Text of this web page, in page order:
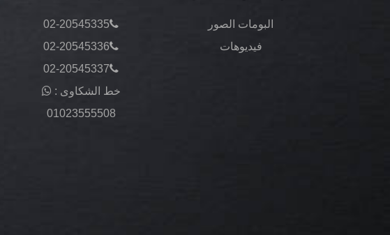
البومات الصور
فيديوهات
02-20545335
02-20545336
02-20545337
خط الشكاوى :
01023555508